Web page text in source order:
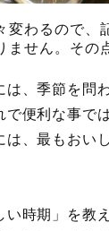
わるので、
ません。その
は、季節を問
で便利な事で
は、最もおい
時期」を教